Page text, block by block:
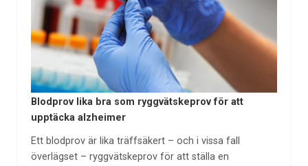
Blodprov lika bra som ryggvätskeprov för att
upptäcka alzheimer
Ett blodprov är lika träffsäkert – och i vissa fall
överlägset – ryggvätskeprov för att ställa en